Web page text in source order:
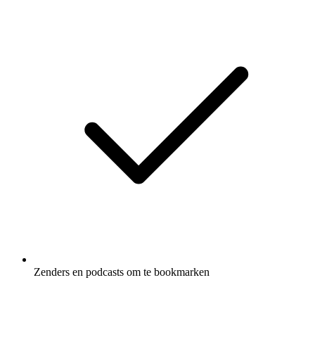
Zenders en podcasts om te bookmarken